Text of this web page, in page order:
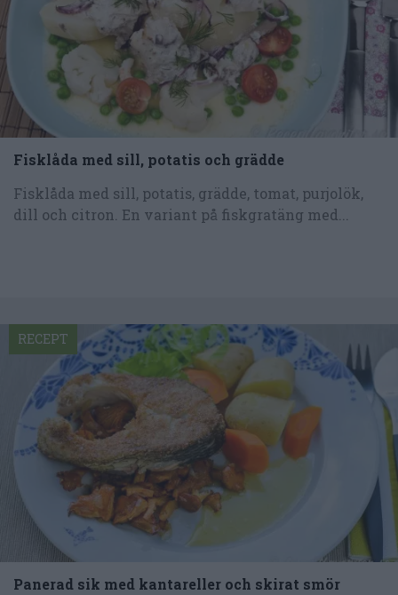
Fisklåda med sill, potatis och grädde
Fisklåda med sill, potatis, grädde, tomat, purjolök,
dill och citron. En variant på fiskgratäng med...
Panerad sik med kantareller och skirat smör
RECEPT